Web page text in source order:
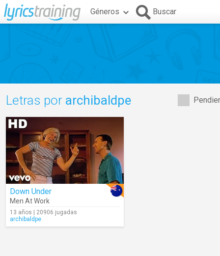
Géneros Buscar
Letras por archibaldpe
Down Under
Men At Work
13 años | 20906 jugadas
archibaldpe